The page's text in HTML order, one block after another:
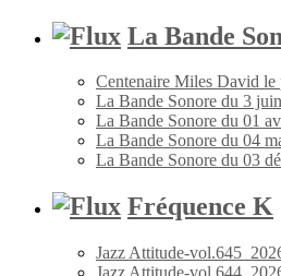
La Bande
Centenaire Miles David le
La Bande Sonore du 3
La Bande Sonore du 01
La Bande Sonore du 04
La Bande Sonore du 03
Fréquence K
Jazz Attitude-